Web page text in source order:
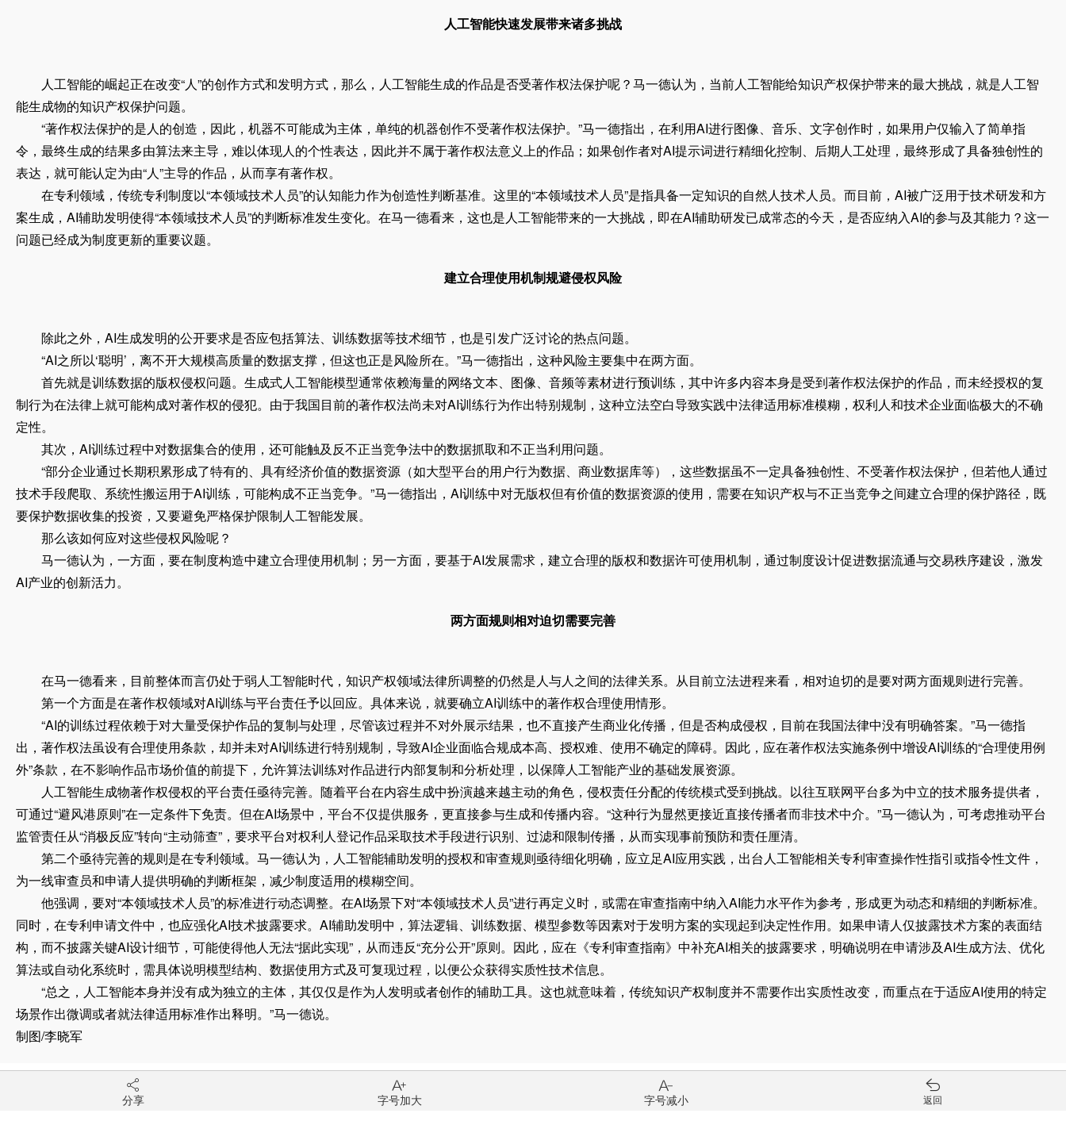
人工智能快速发展带来诸多挑战
人工智能的崛起正在改变“人”的创作方式和发明方式，那么，人工智能生成的作品是否受著作权法保护呢？马一德认为，当前人工智能给知识产权保护带来的最大挑战，就是人工智
能生成物的知识产权保护问题。
“著作权法保护的是人的创造，因此，机器不可能成为主体，单纯的机器创作不受著作权法保护。”马一德指出，在利用AI进行图像、音乐、文字创作时，如果用户仅输入了简单指
令，最终生成的结果多由算法来主导，难以体现人的个性表达，因此并不属于著作权法意义上的作品；如果创作者对AI提示词进行精细化控制、后期人工处理，最终形成了具备独创性的
表达，就可能认定为由“人”主导的作品，从而享有著作权。
在专利领域，传统专利制度以“本领域技术人员”的认知能力作为创造性判断基准。这里的“本领域技术人员”是指具备一定知识的自然人技术人员。而目前，AI被广泛用于技术研发和方
案生成，AI辅助发明使得“本领域技术人员”的判断标准发生变化。在马一德看来，这也是人工智能带来的一大挑战，即在AI辅助研发已成常态的今天，是否应纳入AI的参与及其能力？这一
问题已经成为制度更新的重要议题。
建立合理使用机制规避侵权风险
除此之外，AI生成发明的公开要求是否应包括算法、训练数据等技术细节，也是引发广泛讨论的热点问题。
“AI之所以‘聪明’，离不开大规模高质量的数据支撑，但这也正是风险所在。”马一德指出，这种风险主要集中在两方面。
首先就是训练数据的版权侵权问题。生成式人工智能模型通常依赖海量的网络文本、图像、音频等素材进行预训练，其中许多内容本身是受到著作权法保护的作品，而未经授权的复
制行为在法律上就可能构成对著作权的侵犯。由于我国目前的著作权法尚未对AI训练行为作出特别规制，这种立法空白导致实践中法律适用标准模糊，权利人和技术企业面临极大的不确
定性。
其次，AI训练过程中对数据集合的使用，还可能触及反不正当竞争法中的数据抓取和不正当利用问题。
“部分企业通过长期积累形成了特有的、具有经济价值的数据资源（如大型平台的用户行为数据、商业数据库等），这些数据虽不一定具备独创性、不受著作权法保护，但若他人通过
技术手段爬取、系统性搬运用于AI训练，可能构成不正当竞争。”马一德指出，AI训练中对无版权但有价值的数据资源的使用，需要在知识产权与不正当竞争之间建立合理的保护路径，既
要保护数据收集的投资，又要避免严格保护限制人工智能发展。
那么该如何应对这些侵权风险呢？
马一德认为，一方面，要在制度构造中建立合理使用机制；另一方面，要基于AI发展需求，建立合理的版权和数据许可使用机制，通过制度设计促进数据流通与交易秩序建设，激发
AI产业的创新活力。
两方面规则相对迫切需要完善
在马一德看来，目前整体而言仍处于弱人工智能时代，知识产权领域法律所调整的仍然是人与人之间的法律关系。从目前立法进程来看，相对迫切的是要对两方面规则进行完善。
第一个方面是在著作权领域对AI训练与平台责任予以回应。具体来说，就要确立AI训练中的著作权合理使用情形。
“AI的训练过程依赖于对大量受保护作品的复制与处理，尽管该过程并不对外展示结果，也不直接产生商业化传播，但是否构成侵权，目前在我国法律中没有明确答案。”马一德指
出，著作权法虽设有合理使用条款，却并未对AI训练进行特别规制，导致AI企业面临合规成本高、授权难、使用不确定的障碍。因此，应在著作权法实施条例中增设AI训练的“合理使用例
外”条款，在不影响作品市场价值的前提下，允许算法训练对作品进行内部复制和分析处理，以保障人工智能产业的基础发展资源。
人工智能生成物著作权侵权的平台责任亟待完善。随着平台在内容生成中扮演越来越主动的角色，侵权责任分配的传统模式受到挑战。以往互联网平台多为中立的技术服务提供者，
可通过“避风港原则”在一定条件下免责。但在AI场景中，平台不仅提供服务，更直接参与生成和传播内容。“这种行为显然更接近直接传播者而非技术中介。”马一德认为，可考虑推动平台
监管责任从“消极反应”转向“主动筛查”，要求平台对权利人登记作品采取技术手段进行识别、过滤和限制传播，从而实现事前预防和责任厘清。
第二个亟待完善的规则是在专利领域。马一德认为，人工智能辅助发明的授权和审查规则亟待细化明确，应立足AI应用实践，出台人工智能相关专利审查操作性指引或指令性文件，
为一线审查员和申请人提供明确的判断框架，减少制度适用的模糊空间。
他强调，要对“本领域技术人员”的标准进行动态调整。在AI场景下对“本领域技术人员”进行再定义时，或需在审查指南中纳入AI能力水平作为参考，形成更为动态和精细的判断标准。
同时，在专利申请文件中，也应强化AI技术披露要求。AI辅助发明中，算法逻辑、训练数据、模型参数等因素对于发明方案的实现起到决定性作用。如果申请人仅披露技术方案的表面结
构，而不披露关键AI设计细节，可能使得他人无法“据此实现”，从而违反“充分公开”原则。因此，应在《专利审查指南》中补充AI相关的披露要求，明确说明在申请涉及AI生成方法、优化
算法或自动化系统时，需具体说明模型结构、数据使用方式及可复现过程，以便公众获得实质性技术信息。
“总之，人工智能本身并没有成为独立的主体，其仅仅是作为人发明或者创作的辅助工具。这也就意味着，传统知识产权制度并不需要作出实质性改变，而重点在于适应AI使用的特定
场景作出微调或者就法律适用标准作出释明。”马一德说。
制图/李晓军
分享 字号加大 字号减小 返回